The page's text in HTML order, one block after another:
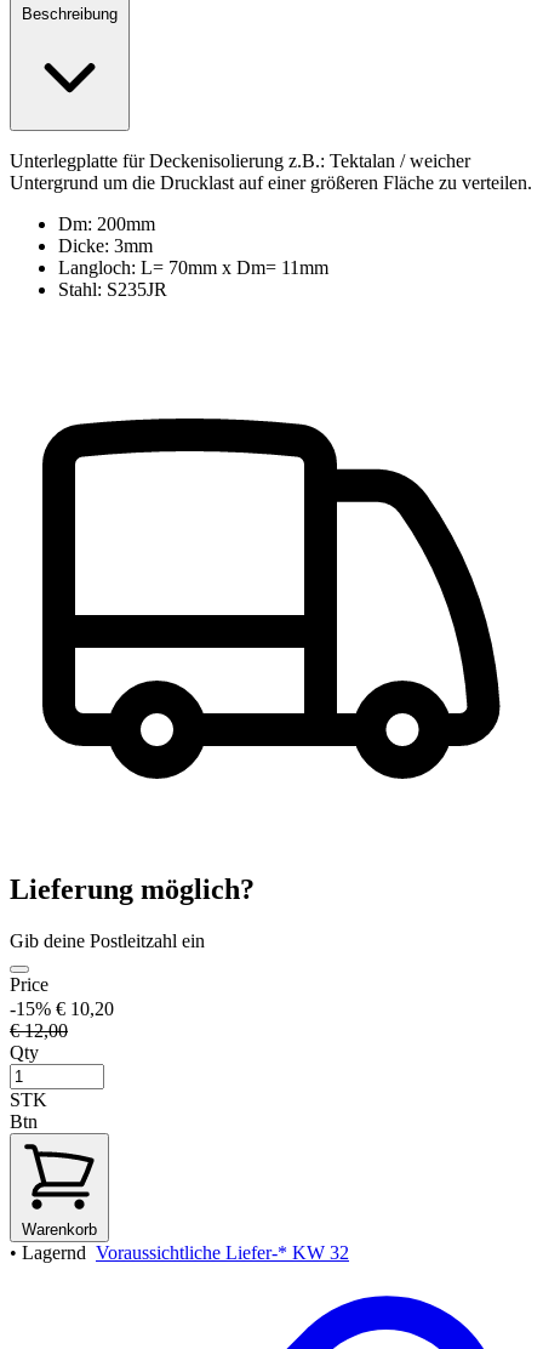
Beschreibung
Unterlegplatte für Deckenisolierung z.B.: Tektalan / weicher
Untergrund um die Drucklast auf einer größeren Fläche zu verteilen.
Dm: 200mm
Dicke: 3mm
Langloch: L= 70mm x Dm= 11mm
Stahl: S235JR
Lieferung möglich?
Gib deine Postleitzahl ein
Price
-15% € 10,20
€ 12,00
Qty
STK
Btn
Warenkorb
• Lagernd Voraussichtliche Liefer-* KW 32